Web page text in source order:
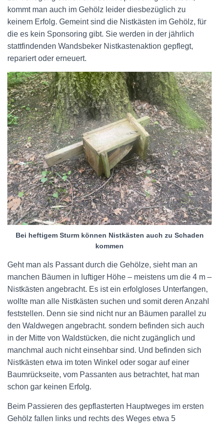
kommt man auch im Gehölz leider diesbezüglich zu
keinem Erfolg. Gemeint sind die Nistkästen im Gehölz, für
die es kein Sponsoring gibt. Sie werden in der jährlich
stattfindenden Wandsbeker Nistkastenaktion gepflegt,
repariert oder erneuert.
Bei heftigem Sturm können Nistkästen auch zu Schaden
kommen
Geht man als Passant durch die Gehölze, sieht man an
manchen Bäumen in luftiger Höhe – meistens um die 4 m –
Nistkästen angebracht. Es ist ein erfolgloses Unterfangen,
wollte man alle Nistkästen suchen und somit deren Anzahl
feststellen. Denn sie sind nicht nur an Bäumen parallel zu
den Waldwegen angebracht. sondern befinden sich auch
in der Mitte von Waldstücken, die nicht zugänglich und
manchmal auch nicht einsehbar sind. Und befinden sich
Nistkästen etwa im toten Winkel oder sogar auf einer
Baumrückseite, vom Passanten aus betrachtet, hat man
schon gar keinen Erfolg.
Beim Passieren des gepflasterten Hauptweges im ersten
Gehölz fallen links und rechts des Weges etwa 5